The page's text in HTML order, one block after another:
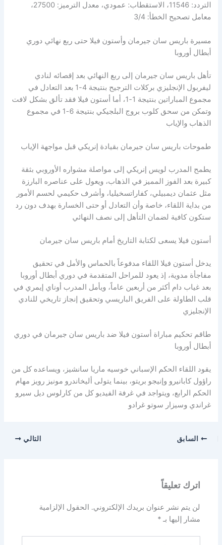
التردد: 11546، الاستقطاب: عمودي، معدل الترميز: 27500،
معامل تصحيح الخطأ: 3/4
مسيرة باريس سان جيرمان وأستون فيلا حتى ربع نهائي دوري
أبطال أوروبا
تأهل باريس سان جيرمان إلى ربع النهائي بعد إقصائه لنادي
ليفربول الإنجليزي بركلات الترجيح بنتيجة 4-1 بعد التعادل في
مجموع المباراتين بنتيجة 1-1، أما أستون فيلا فقد تألق بشكل لافت
وتمكن من سحق كلوب بروج البلجيكي بنتيجة 6-1 في مجموع
الذهاب والإياب
طموحات باريس سان جيرمان بقيادة إنريكي قبل مواجهة الإياب
يطمح المدرب لويس إنريكي إلى مواصلة مشواره الأوروبي بثقة
كبيرة بعد الفوز المميز في الذهاب، ويعول على عناصره البارزة
مثل عثمان ديمبيلي، كفاراتسخيليا، وأشرف حكيمي لحسم الأمور
من بداية اللقاء، خاصة وأن التعادل أو حتى الخسارة بهدف دون رد
ستكون كافية لضمان التأهل إلى نصف النهائي
أستون فيلا يسعى لكتابة التاريخ أمام باريس سان جيرمان
يدخل أستون فيلا اللقاء مدفوعاً بالحماس والأمل في تحقيق
مفاجأة مدوية، إذ يعود للمراحل المتقدمة في دوري أبطال أوروبا
بعد غياب دام أكثر من أربعين عاماً، ويأمل المدرب أوناي إيمري في
قلب الطاولة على الفريق الباريسي وتحقيق إنجاز تاريخي للنادي
الإنجليزي
طاقم تحكيم مباراة أستون فيلا ضد باريس سان جيرمان في دوري
أبطال أوروبا
يقود اللقاء الحكم الإسباني خوسيه ماريا سانشيز، ويساعده كل من
راؤول كابانيرو وإنيجو بريتو، بينما يتولى أليخاندرو مونيز رويز مهام
الحكم الرابع، ويتواجد في غرفة الفيديو كل من كارلوس ديل سيرو
غراندي وسيزار سوتو غرادو
السابق التالي
اترك تعليقاً
لن يتم نشر عنوان بريدك الإلكتروني. الحقول الإلزامية
مشار إليها بـ*